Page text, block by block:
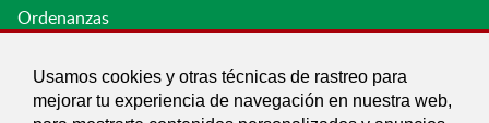
Usamos cookies y otras técnicas de rastreo para
mejorar tu experiencia de navegación en nuestra web,
Ordenanzas